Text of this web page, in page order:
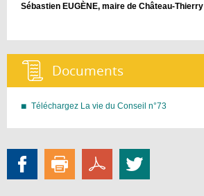
Sébastien EUGÈNE, maire de Château-Thierry
Documents :
Téléchargez La vie du Conseil n°73